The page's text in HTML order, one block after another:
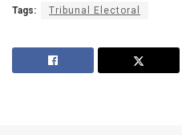
Tags: Tribunal Electoral